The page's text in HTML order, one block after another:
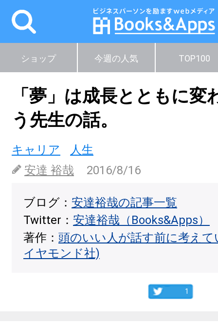
ショップ 今週の人気 TOP100
「夢」は成長とともに変
う先生の話。
キャリア
人生
安達 裕哉
2016/8/16
ブログ： 安達裕哉の記事一覧
Twitter： 安達裕哉（Books&Apps）
著作： 頭のいい人が話す前に考え
イヤモンド社)
1